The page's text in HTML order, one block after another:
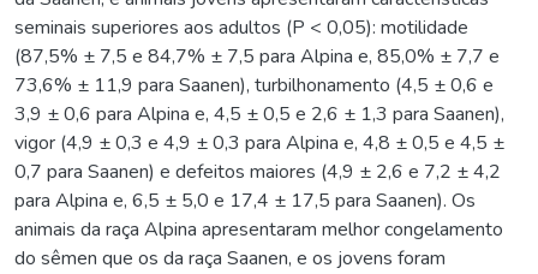
seminais superiores aos adultos (P < 0,05): motilidade
(87,5% ± 7,5 e 84,7% ± 7,5 para Alpina e, 85,0% ± 7,7 e
73,6% ± 11,9 para Saanen), turbilhonamento (4,5 ± 0,6 e
3,9 ± 0,6 para Alpina e, 4,5 ± 0,5 e 2,6 ± 1,3 para Saanen),
vigor (4,9 ± 0,3 e 4,9 ± 0,3 para Alpina e, 4,8 ± 0,5 e 4,5 ±
0,7 para Saanen) e defeitos maiores (4,9 ± 2,6 e 7,2 ± 4,2
para Alpina e, 6,5 ± 5,0 e 17,4 ± 17,5 para Saanen). Os
animais da raça Alpina apresentaram melhor congelamento
do sêmen que os da raça Saanen, e os jovens foram